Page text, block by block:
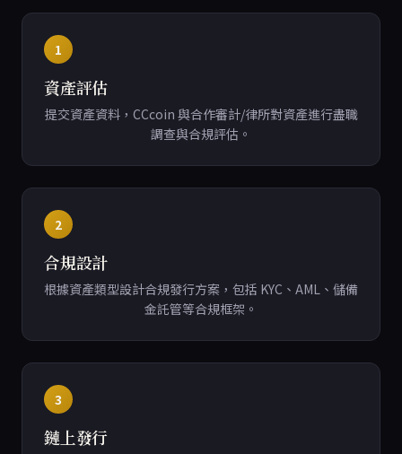
1
資產評估
提交資產資料，CCcoin 與合作審計/律所對資產進行盡職
調查與合規評估。
2
合規設計
根據資產類型設計合規發行方案，包括 KYC、AML、儲備
金託管等合規框架。
3
鏈上發行